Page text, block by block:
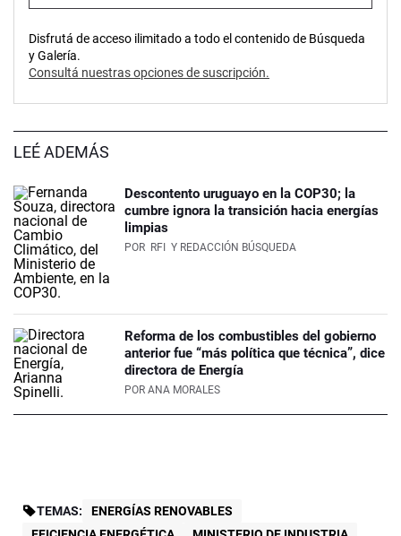
Disfrutá de acceso ilimitado a todo el contenido de Búsqueda
y Galería.
Consultá nuestras opciones de suscripción.
LEÉ ADEMÁS
Descontento uruguayo en la COP30; la
cumbre ignora la transición hacia energías
limpias
POR RFI Y REDACCIÓN BÚSQUEDA
Reforma de los combustibles del gobierno
anterior fue “más política que técnica”, dice
directora de Energía
POR ANA MORALES
TEMAS:
ENERGÍAS RENOVABLES